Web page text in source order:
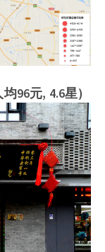
96元, 4.6星)